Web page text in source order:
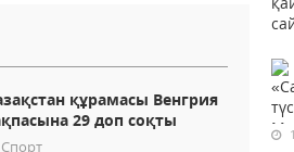
құрамасы Венгрия
29 доп соқты
Спорт